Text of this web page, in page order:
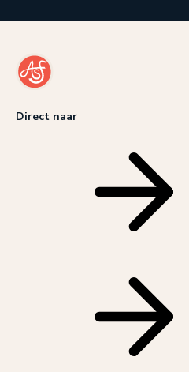
Direct naar